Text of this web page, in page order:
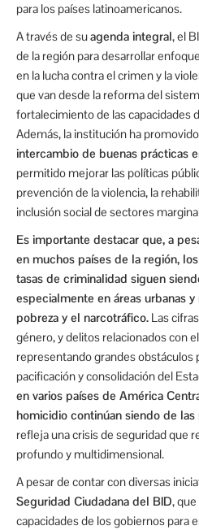
para los países latinoamericanos.
A través de suagenda integral, el
de la región para desarrollar
en la lucha contra el crimen y la
que van desde la reforma del
fortalecimiento de las capacidades
Además, la institución ha
intercambio de buenas prácticas
permitido mejorar las políticas
prevención de la violencia, la
inclusión social de sectores
Es importante destacar que, a
en muchos países de la región,
tasas de criminalidad siguen
especialmente en áreas urbanas
pobreza y el narcotráfico. Las
género, y delitos relacionados con
representando grandes obstáculos
pacificación y consolidación del
en varios países de América
homicidio continúan siendo de
refleja una crisis de seguridad que
profundo y multidimensional.
A pesar de contar con diversas
Seguridad Ciudadana del BID,
capacidades de los gobiernos para